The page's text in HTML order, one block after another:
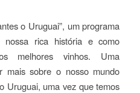
o Uruguai”, um programa
nossa rica história e como
melhores vinhos. Uma
mais sobre o nosso mundo
Uruguai, uma vez que temos